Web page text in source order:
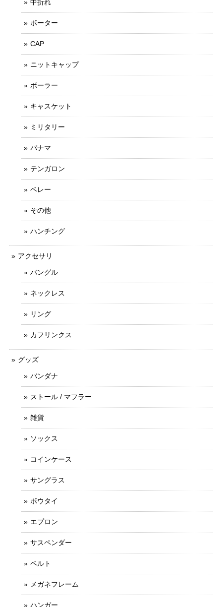
中折れ
ボーター
CAP
ニットキャップ
ボーラー
キャスケット
ミリタリー
パナマ
テンガロン
ベレー
その他
ハンチング
アクセサリ
バングル
ネックレス
リング
カフリンクス
グッズ
バンダナ
ストール / マフラー
雑貨
ソックス
コインケース
サングラス
ボウタイ
エプロン
サスペンダー
ベルト
メガネフレーム
ハンガー